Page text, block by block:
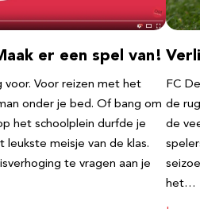
er een spel van!
voor. Voor reizen met het
onder je bed. Of bang om
het schoolplein durfde je
leukste meisje van de klas.
te vragen aan je
FC
de
de
het…